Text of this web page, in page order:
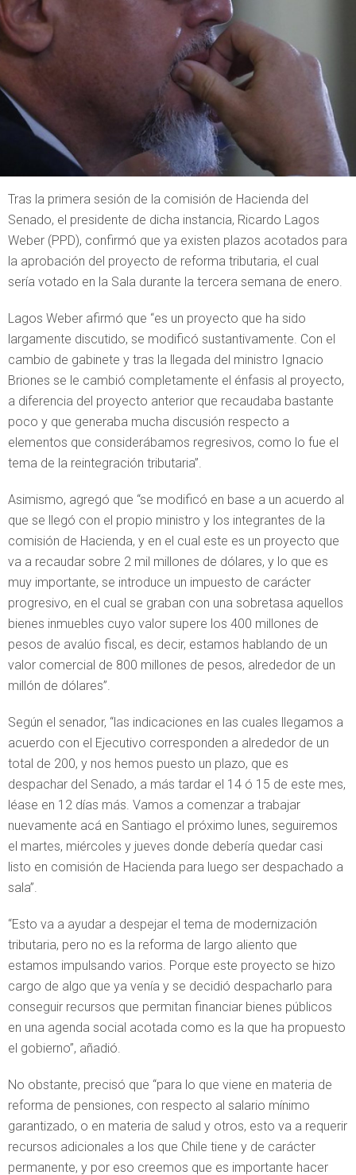
Tras la primera sesión de la comisión de Hacienda del
Senado, el presidente de dicha instancia, Ricardo Lagos
Weber (PPD), confirmó que ya existen plazos acotados para
la aprobación del proyecto de reforma tributaria, el cual
sería votado en la Sala durante la tercera semana de enero.
Lagos Weber afirmó que “es un proyecto que ha sido
largamente discutido, se modificó sustantivamente. Con el
cambio de gabinete y tras la llegada del ministro Ignacio
Briones se le cambió completamente el énfasis al proyecto,
a diferencia del proyecto anterior que recaudaba bastante
poco y que generaba mucha discusión respecto a
elementos que considerábamos regresivos, como lo fue el
tema de la reintegración tributaria”.
Asimismo, agregó que “se modificó en base a un acuerdo al
que se llegó con el propio ministro y los integrantes de la
comisión de Hacienda, y en el cual este es un proyecto que
va a recaudar sobre 2 mil millones de dólares, y lo que es
muy importante, se introduce un impuesto de carácter
progresivo, en el cual se graban con una sobretasa aquellos
bienes inmuebles cuyo valor supere los 400 millones de
pesos de avalúo fiscal, es decir, estamos hablando de un
valor comercial de 800 millones de pesos, alrededor de un
millón de dólares”.
Según el senador, “las indicaciones en las cuales llegamos a
acuerdo con el Ejecutivo corresponden a alrededor de un
total de 200, y nos hemos puesto un plazo, que es
despachar del Senado, a más tardar el 14 ó 15 de este mes,
léase en 12 días más. Vamos a comenzar a trabajar
nuevamente acá en Santiago el próximo lunes, seguiremos
el martes, miércoles y jueves donde debería quedar casi
listo en comisión de Hacienda para luego ser despachado a
sala”.
“Esto va a ayudar a despejar el tema de modernización
tributaria, pero no es la reforma de largo aliento que
estamos impulsando varios. Porque este proyecto se hizo
cargo de algo que ya venía y se decidió despacharlo para
conseguir recursos que permitan financiar bienes públicos
en una agenda social acotada como es la que ha propuesto
el gobierno”, añadió.
No obstante, precisó que “para lo que viene en materia de
reforma de pensiones, con respecto al salario mínimo
garantizado, o en materia de salud y otros, esto va a requerir
recursos adicionales a los que Chile tiene y de carácter
permanente, y por eso creemos que es importante hacer